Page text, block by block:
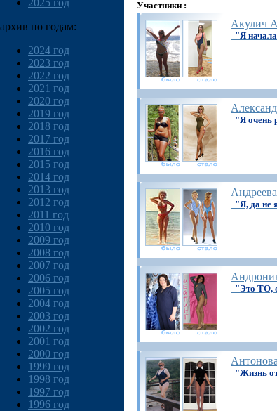
2025 год
архив по годам:
2024 год
2023 год
2022 год
2021 год
2020 год
2019 год
2018 год
2017 год
2016 год
2015 год
2014 год
2013 год
2012 год
2011 год
2010 год
2009 год
2008 год
2007 год
2006 год
2005 год
2004 год
2003 год
2002 год
2001 год
2000 год
1999 год
1998 год
1997 год
1996 год
Участники :
Акулич
"Я
"Я очень
"Я, да не
"Это ТО,
"Жизнь